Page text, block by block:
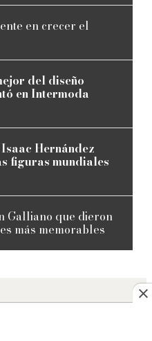
en crecer el
del diseño
en Intermoda
Hernández
figuras mundiales
Galliano que dieron
más memorables